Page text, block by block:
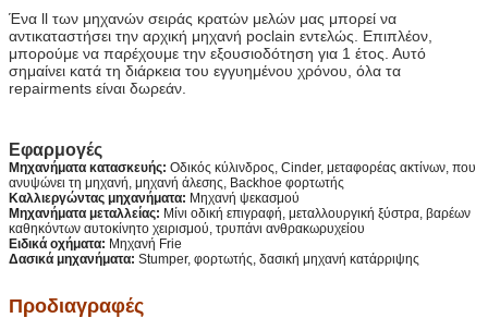
Ένα ll των μηχανών σειράς κρατών μελών μας μπορεί να
αντικαταστήσει την αρχική μηχανή poclain εντελώς. Επιπλέον,
μπορούμε να παρέχουμε την εξουσιοδότηση για 1 έτος. Αυτό
σημαίνει κατά τη διάρκεια του εγγυημένου χρόνου, όλα τα
repairments είναι δωρεάν.
Εφαρμογές
Μηχανήματα κατασκευής: Οδικός κύλινδρος, Cinder, μεταφορέας ακτίνων, που
ανυψώνει τη μηχανή, μηχανή άλεσης, Backhoe φορτωτής
Καλλιεργώντας μηχανήματα: Μηχανή ψεκασμού
Μηχανήματα μεταλλείας: Μίνι οδική επιγραφή, μεταλλουργική ξύστρα, βαρέων
καθηκόντων αυτοκίνητο χειρισμού, τρυπάνι ανθρακωρυχείου
Ειδικά οχήματα: Μηχανή Frie
Δασικά μηχανήματα: Stumper, φορτωτής, δασική μηχανή κατάρριψης
Προδιαγραφές